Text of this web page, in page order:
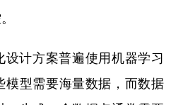
计方案普遍使用机器学习
模型需要海量数据，而数据